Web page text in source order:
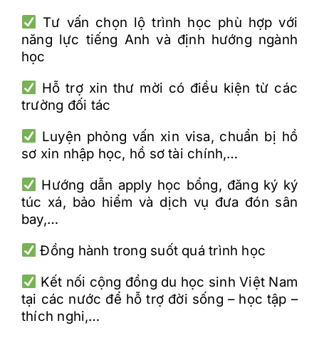
Tư vấn chọn lộ trình học phù hợp với
năng lực tiếng Anh và định hướng ngành
học
Hỗ trợ xin thư mời có điều kiện từ các
trường đối tác
Luyện phỏng vấn xin visa, chuẩn bị hồ
sơ xin nhập học, hồ sơ tài chính,…
Hướng dẫn apply học bổng, đăng ký ký
túc xá, bảo hiểm và dịch vụ đưa đón sân
bay,…
Đồng hành trong suốt quá trình học
Kết nối cộng đồng du học sinh Việt Nam
tại các nước để hỗ trợ đời sống – học tập –
thích nghi,…